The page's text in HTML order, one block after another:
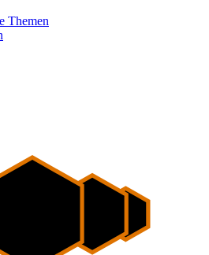
Themen